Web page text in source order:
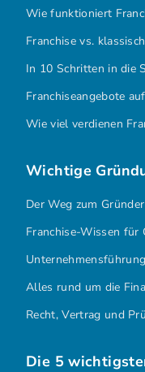
Wie funktioniert
Franchise vs.
In 10 Schritten in die
Franchiseangebote
Wie viel verdienen
Wichtige
Der Weg zum Gründer
Franchise-Wissen für
Unternehmensführung
Alles rund um die
Recht, Vertrag und
Die 5